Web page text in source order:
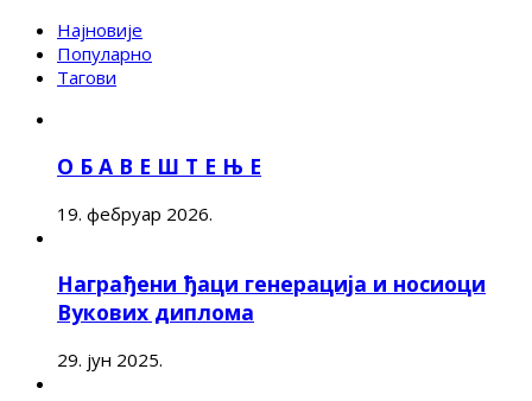
Најновије
Популарно
Тагови
О Б А В Е Ш Т Е Њ Е
19. фебруар 2026.
Награђени ђаци генерација и носиоци
Вукових диплома
29. јун 2025.